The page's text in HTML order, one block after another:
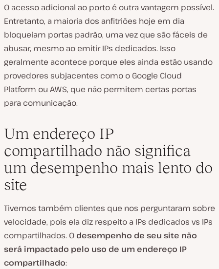
O acesso adicional ao porto é outra vantagem possível.
Entretanto, a maioria dos anfitriões hoje em dia
bloqueiam portas padrão, uma vez que são fáceis de
abusar, mesmo ao emitir IPs dedicados. Isso
geralmente acontece porque eles ainda estão usando
provedores subjacentes como o Google Cloud
Platform ou AWS, que não permitem certas portas
para comunicação.
Um endereço IP
compartilhado não significa
um desempenho mais lento do
site
Tivemos também clientes que nos perguntaram sobre
velocidade, pois ela diz respeito a IPs dedicados vs IPs
compartilhados. O desempenho de seu site não
será impactado pelo uso de um endereço IP
compartilhado: